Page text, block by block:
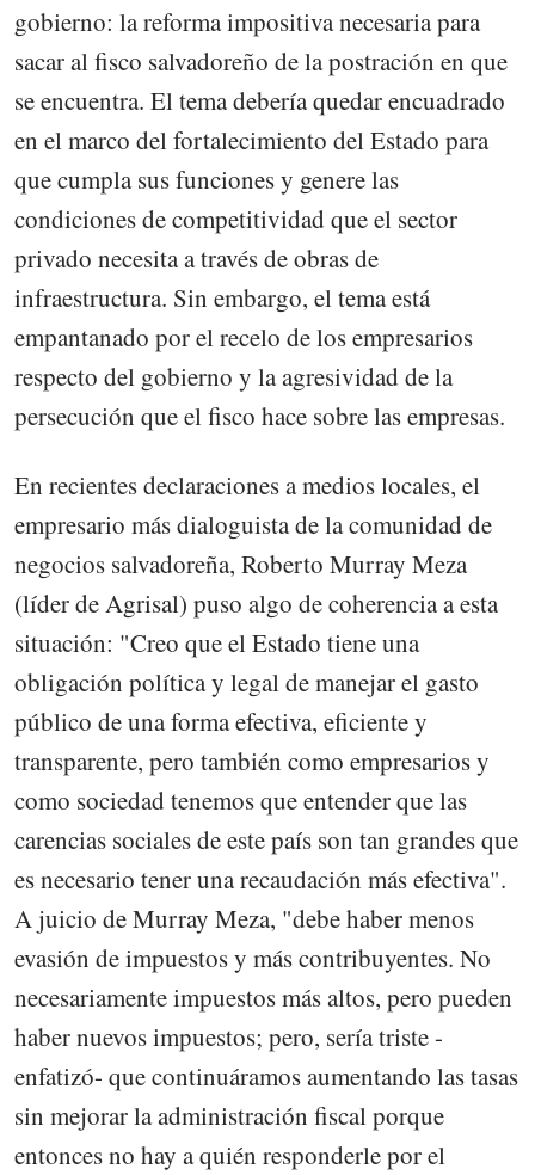
gobierno: la reforma impositiva necesaria para
sacar al fisco salvadoreño de la postración en que
se encuentra. El tema debería quedar encuadrado
en el marco del fortalecimiento del Estado para
que cumpla sus funciones y genere las
condiciones de competitividad que el sector
privado necesita a través de obras de
infraestructura. Sin embargo, el tema está
empantanado por el recelo de los empresarios
respecto del gobierno y la agresividad de la
persecución que el fisco hace sobre las empresas.
En recientes declaraciones a medios locales, el
empresario más dialoguista de la comunidad de
negocios salvadoreña, Roberto Murray Meza
(líder de Agrisal) puso algo de coherencia a esta
situación: "Creo que el Estado tiene una
obligación política y legal de manejar el gasto
público de una forma efectiva, eficiente y
transparente, pero también como empresarios y
como sociedad tenemos que entender que las
carencias sociales de este país son tan grandes que
es necesario tener una recaudación más efectiva".
A juicio de Murray Meza, "debe haber menos
evasión de impuestos y más contribuyentes. No
necesariamente impuestos más altos, pero pueden
haber nuevos impuestos; pero, sería triste -
enfatizó- que continuáramos aumentando las tasas
sin mejorar la administración fiscal porque
entonces no hay a quién responderle por el